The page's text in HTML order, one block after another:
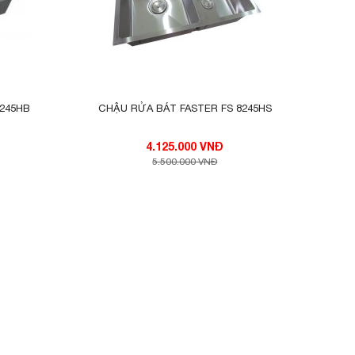
làm
cho
8245HB CHẬU RỬA BÁT FASTER FS 8245HS
4.125.000 VNĐ
5.500.000 VNĐ